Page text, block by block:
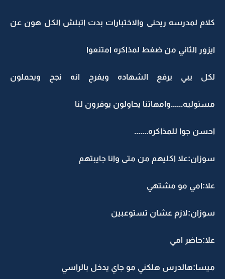
كلام لمدرسه ريحنى والاختبارات بدت اتبلش الكل هون عن
ايزور الثاني من ضغط لمذاكره امتنعوا
لكل يبي يرفع الشهاده ويفرح انه نجح ويحملون
مسئوليه......وامهاتنا يحاولون يوفرون لنا
احسن جوا للمذاكره.......
سوزان:علا اكليهم من متى وانا جايبتهم
علا:امي مو مشتهي
سوزان:لازم عشان تستوعبين
علا:حاضر امي
ميسا:هالدرس هلكني مو جاي يدخل بالراسي